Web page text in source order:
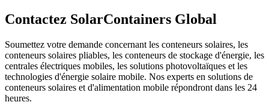
Contactez SolarContainers Global
Soumettez votre demande concernant les conteneurs solaires, les
conteneurs solaires pliables, les conteneurs de stockage d'énergie, les
centrales électriques mobiles, les solutions photovoltaïques et les
technologies d'énergie solaire mobile. Nos experts en solutions de
conteneurs solaires et d'alimentation mobile répondront dans les 24
heures.